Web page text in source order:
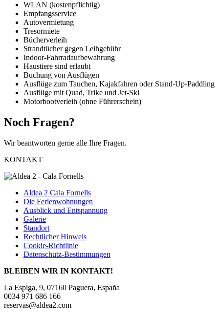
WLAN (kostenpflichtig)
Empfangsservice
Autovermietung
Tresormiete
Bücherverleih
Strandtücher gegen Leihgebühr
Indoor-Fahrradaufbewahrung
Haustiere sind erlaubt
Buchung von Ausflügen
Ausflüge zum Tauchen, Kajakfahren oder Stand-Up-Paddling
Ausflüge mit Quad, Trike und Jet-Ski
Motorbootverleih (ohne Führerschein)
Noch Fragen?
Wir beantworten gerne alle Ihre Fragen.
KONTAKT
Aldea 2 Cala Fornells
Die Ferienwohnungen
Ausblick und Entspannung
Galerie
Standort
Rechtlicher Hinweis
Cookie-Richtlinie
Datenschutz-Bestimmungen
BLEIBEN WIR IN KONTAKT!
La Espiga, 9, 07160 Paguera, España
0034 971 686 166
reservas@aldea2.com